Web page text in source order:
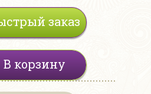
заказ
В корзину